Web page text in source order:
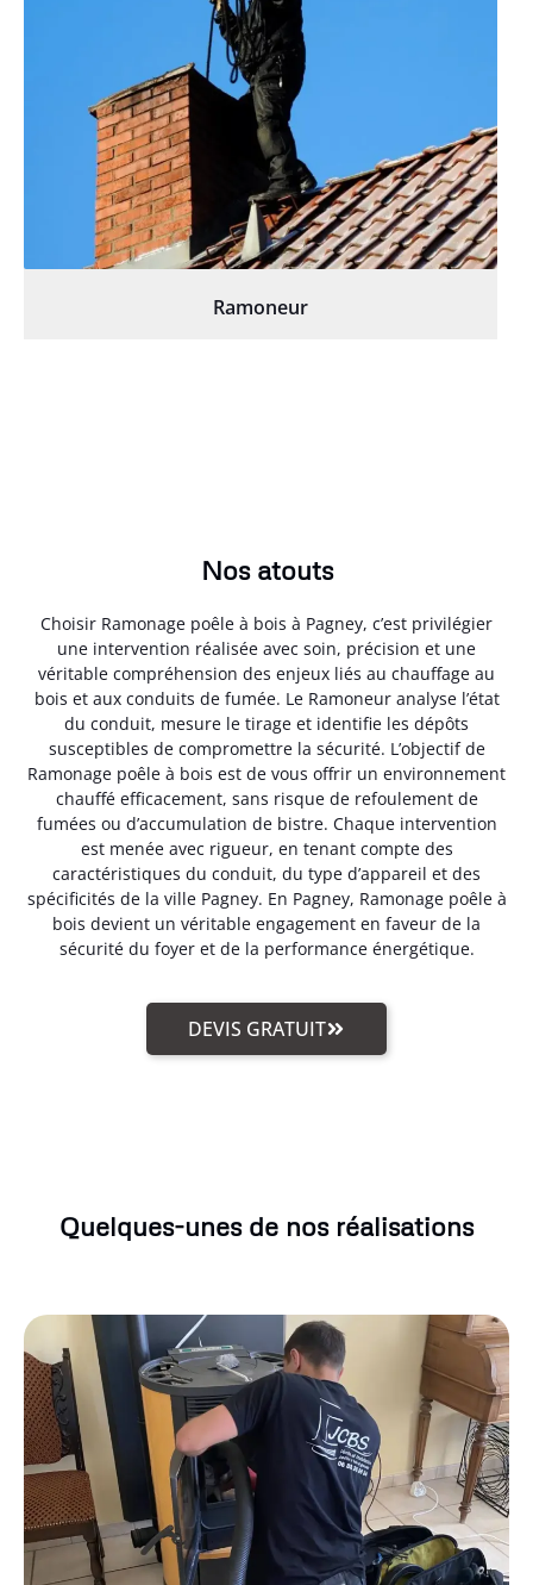
Ramoneur
Nos atouts
Choisir Ramonage poêle à bois à Pagney, c’est privilégier
une intervention réalisée avec soin, précision et une
véritable compréhension des enjeux liés au chauffage au
bois et aux conduits de fumée. Le Ramoneur analyse l’état
du conduit, mesure le tirage et identifie les dépôts
susceptibles de compromettre la sécurité. L’objectif de
Ramonage poêle à bois est de vous offrir un environnement
chauffé efficacement, sans risque de refoulement de
fumées ou d’accumulation de bistre. Chaque intervention
est menée avec rigueur, en tenant compte des
caractéristiques du conduit, du type d’appareil et des
spécificités de la ville Pagney. En Pagney, Ramonage poêle à
bois devient un véritable engagement en faveur de la
sécurité du foyer et de la performance énergétique.
DEVIS GRATUIT
Quelques-unes de nos réalisations